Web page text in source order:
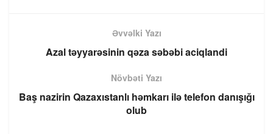
Əvvəlki Yazı
Azal təyyarəsinin qəza səbəbi aciqlandi
Növbəti Yazı
Baş nazirin Qazaxıstanlı həmkarı ilə telefon danışığı
olub